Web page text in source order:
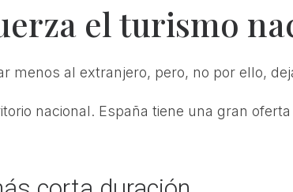
el turismo
menos al extranjero, pero, no por ello,
nacional. España tiene una gran